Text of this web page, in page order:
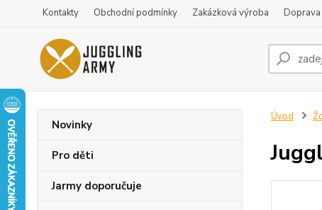
Kontakty Obchodní podmínky Zakázková výroba
Novinky
Pro děti
Jarmy doporučuje
Úvod